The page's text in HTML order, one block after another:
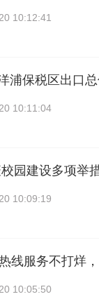
10:12:41
浦保税区出口
10:11:04
园建设多项举
10:09:19
线服务不打烊
10:05:50